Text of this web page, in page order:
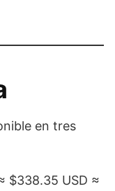
en tres
$338.35 USD ≈